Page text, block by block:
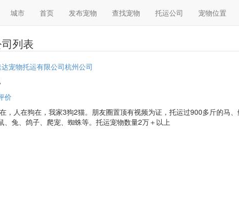
城市 首页 发布宠物 查找宠物 托运公司 宠物位置
列表
宠物托运有限公司杭州公司
价
，人在狗在，我家3狗2猫。朋友圈置顶有视频为证，托运过900多斤的马
、兔、鸽子、爬宠、蜘蛛等。托运宠物数量2万＋以上